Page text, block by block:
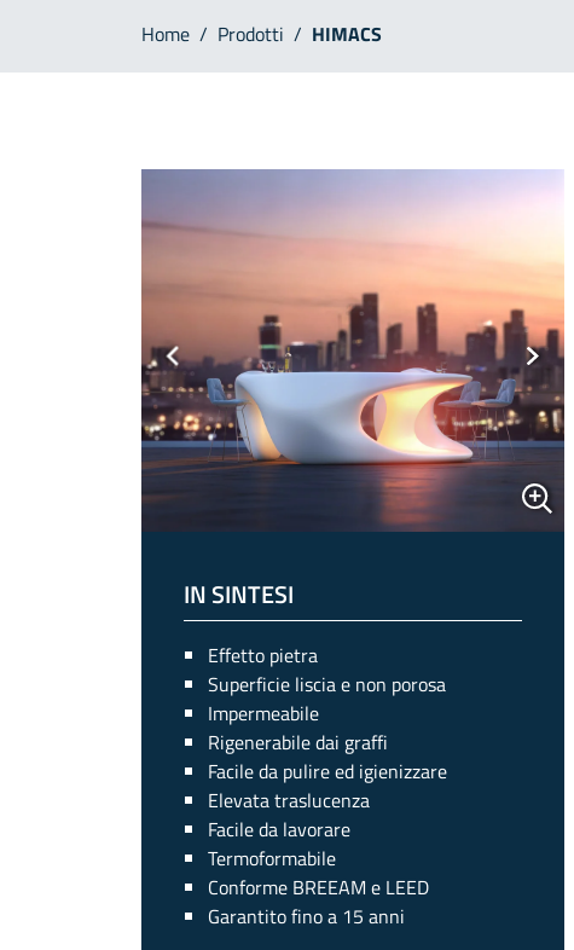
Home / Prodotti / HIMACS
Previous Next
IN SINTESI
Effetto pietra
Superficie liscia e non porosa
Impermeabile
Rigenerabile dai graffi
Facile da pulire ed igienizzare
Elevata traslucenza
Facile da lavorare
Termoformabile
Conforme BREEAM e LEED
Garantito fino a 15 anni